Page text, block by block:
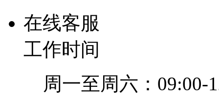
在线客服
工作时间
周一至周六：09:00-